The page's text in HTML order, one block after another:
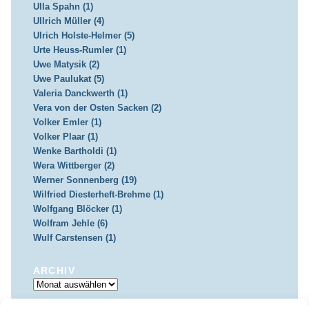
Ulla Spahn (1)
Ullrich Müller (4)
Ulrich Holste-Helmer (5)
Urte Heuss-Rumler (1)
Uwe Matysik (2)
Uwe Paulukat (5)
Valeria Danckwerth (1)
Vera von der Osten Sacken (2)
Volker Emler (1)
Volker Plaar (1)
Wenke Bartholdi (1)
Wera Wittberger (2)
Werner Sonnenberg (19)
Wilfried Diesterheft-Brehme (1)
Wolfgang Blöcker (1)
Wolfram Jehle (6)
Wulf Carstensen (1)
ARCHIV
Archiv